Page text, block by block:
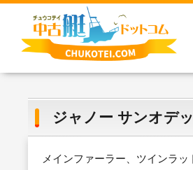
ジャノー サンオデ
メインファーラー、ツインラ